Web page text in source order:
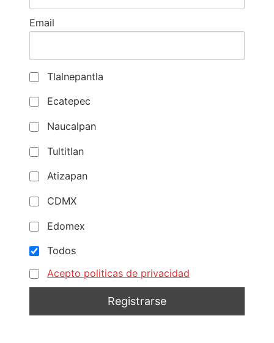
Email
Tlalnepantla
Ecatepec
Naucalpan
Tultitlan
Atizapan
CDMX
Edomex
Todos
Acepto politicas de privacidad